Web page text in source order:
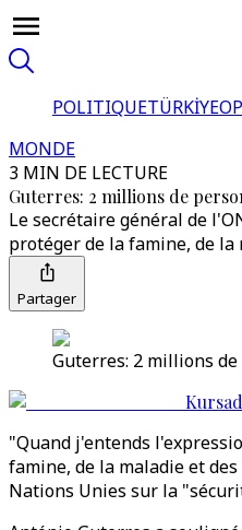
POLITIQUETÜRKİYE
MONDE
3 MIN DE LECTURE
Guterres: 2 millions de
Le secrétaire général de
protéger de la famine, de
Partager
Guterres: 2 millions
"Quand j'entends
famine, de la maladie et
Nations Unies sur la